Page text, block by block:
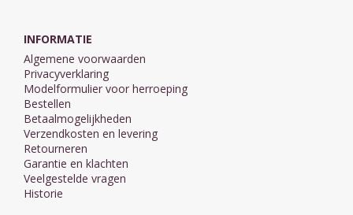
INFORMATIE
Algemene voorwaarden
Privacyverklaring
Modelformulier voor herroeping
Bestellen
Betaalmogelijkheden
Verzendkosten en levering
Retourneren
Garantie en klachten
Veelgestelde vragen
Historie